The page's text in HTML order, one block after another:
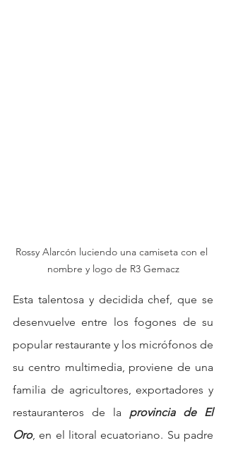
Rossy Alarcón luciendo una camiseta con el
nombre y logo de R3 Gemacz
Esta talentosa y decidida chef, que se
desenvuelve entre los fogones de su
popular restaurante y los micrófonos de
su centro multimedia, proviene de una
familia de agricultores, exportadores y
restauranteros de la provincia de El
Oro, en el litoral ecuatoriano. Su padre